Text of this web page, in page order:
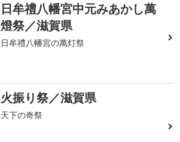
日牟禮八幡宮中元みあかし萬
燈祭／滋賀県
日牟禮八幡宮の萬灯祭
火振り祭／滋賀県
天下の奇祭